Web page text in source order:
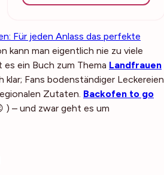
Für jeden Anlass das perfekte
kann man eigentlich nie zu viele
es ein Buch zum Thema Landfrauen
Fans bodenständiger Leckereien
Zutaten. Backofen to go
) – und zwar geht es um